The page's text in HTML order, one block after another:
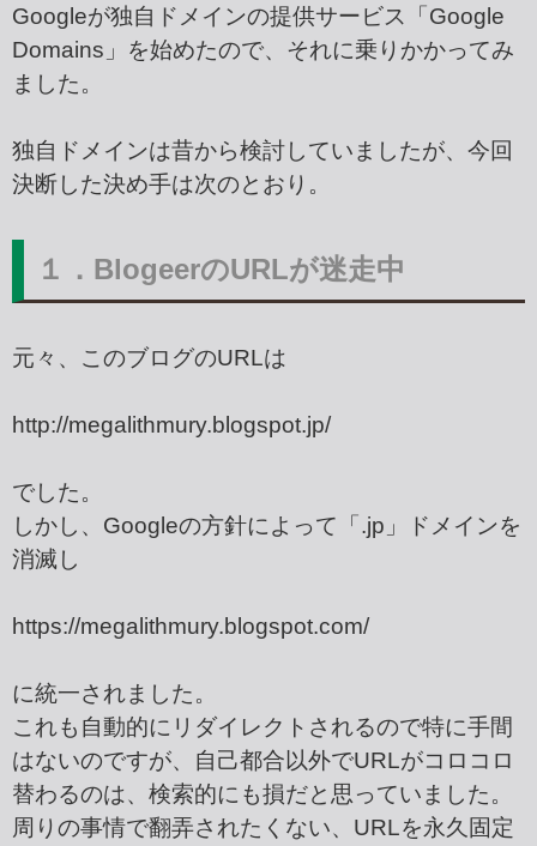
Googleが独自ドメインの提供サービス「Google
Domains」を始めたので、それに乗りかかってみ
ました。
独自ドメインは昔から検討していましたが、今回
決断した決め手は次のとおり。
１．BlogeerのURLが迷走中
元々、このブログのURLは
http://megalithmury.blogspot.jp/
でした。
しかし、Googleの方針によって「.jp」ドメインを
消滅し
https://megalithmury.blogspot.com/
に統一されました。
これも自動的にリダイレクトされるので特に手間
はないのですが、自己都合以外でURLがコロコロ
替わるのは、検索的にも損だと思っていました。
周りの事情で翻弄されたくない、URLを永久固定